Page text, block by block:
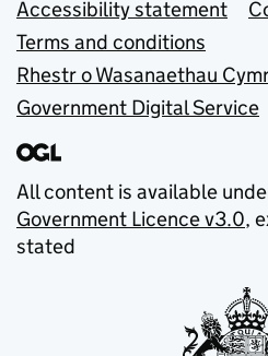
Accessibility statement
Terms and conditions
Rhestr o Wasanaethau
Government Digital Service
All content is available
Government Licence v3.0,
stated